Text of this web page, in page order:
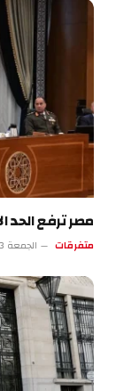
مصر ترفع الحد
متفرقات الجمعة 03 أبريل 11:19 ص